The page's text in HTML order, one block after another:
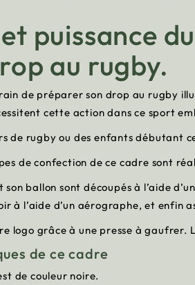
puissance
au rugby.
de préparer son drop au rugby
cette action dans ce sport
de rugby ou des enfants débutant
de confection de ce cadre sont
ballon sont découpés à l’aide
à l’aide d’un aérographe, et enfin
logo grâce à une presse à gaufrer.
de ce cadre
de couleur noire.